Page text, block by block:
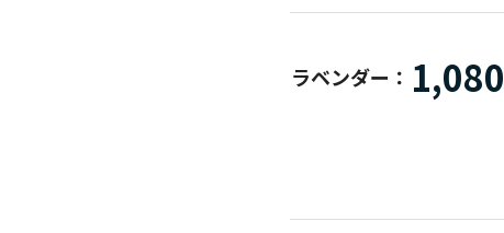
ラベンダー： 1,080